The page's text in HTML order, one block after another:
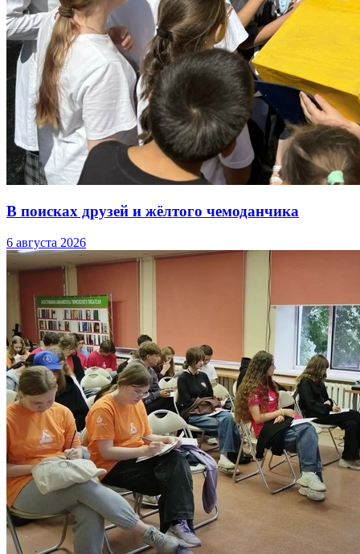
В поисках друзей и жёлтого чемоданчика
6 августа 2026